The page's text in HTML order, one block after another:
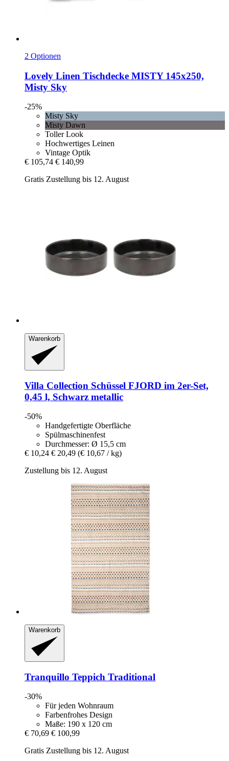
2 Optionen
Lovely Linen Tischdecke MISTY 145x250,
Misty Sky
-25%
Misty Sky
Misty Dawn
Toller Look
Hochwertiges Leinen
Vintage Optik
€ 105,74 € 140,99
Gratis Zustellung bis 12. August
Warenkorb
Villa Collection Schüssel FJORD im 2er-​Set,
0,45 l, Schwarz metallic
-50%
Handgefertigte Oberfläche
Spülmaschinenfest
Durchmesser: Ø 15,5 cm
€ 10,24 € 20,49 (€ 10,67 / kg)
Zustellung bis 12. August
Warenkorb
Tranquillo Teppich Traditional
-30%
Für jeden Wohnraum
Farbenfrohes Design
Maße: 190 x 120 cm
€ 70,69 € 100,99
Gratis Zustellung bis 12. August